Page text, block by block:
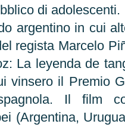
di adolescenti.
argentino in cui
regista Marcelo
La leyenda de
vinsero il Premio
Il film
(Argentina,